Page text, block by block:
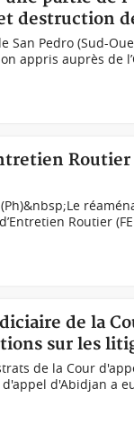
destruction
San Pedro (Sud-
appris auprès de
Routier
Routier
de la
sur les
de la Cour
d'Abidjan a